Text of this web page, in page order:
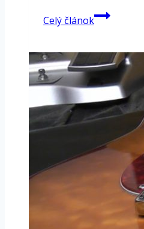
Celý článokArpeggio
Ami9
strunach
E-
A-
d
/
d-